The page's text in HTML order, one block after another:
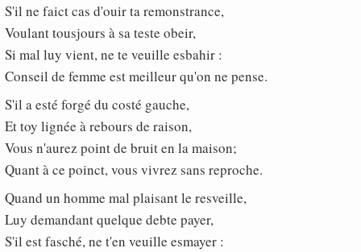
S'il ne faict cas d'ouir ta remonstrance,
Voulant tousjours à sa teste obeir,
Si mal luy vient, ne te veuille esbahir :
Conseil de femme est meilleur qu'on ne pense.
S'il a esté forgé du costé gauche,
Et toy lignée à rebours de raison,
Vous n'aurez point de bruit en la maison;
Quant à ce poinct, vous vivrez sans reproche.
Quand un homme mal plaisant le resveille,
Luy demandant quelque debte payer,
S'il est fasché, ne t'en veuille esmayer :